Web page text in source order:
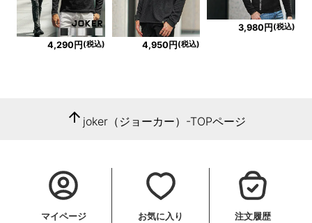
4,290円 (税込) 4,950円 (税込)
3,980円 (税込)
arrow_upward joker（ジョーカー）-TOPページ
マイページ お気に入り 注文履歴